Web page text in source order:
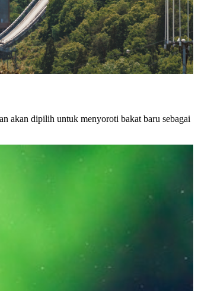
akan dipilih untuk menyoroti bakat baru sebagai